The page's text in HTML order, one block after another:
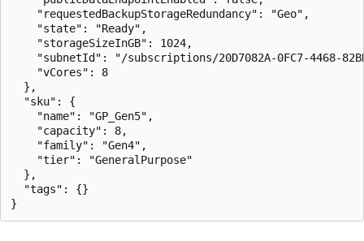
    "requestedBackupStorageRedundancy": "Geo",
    "state": "Ready",
    "storageSizeInGB": 1024,
"subnetId": "/subscriptions/20D7082A-0FC7-4468-
    "vCores": 8
  },
  "sku": {
    "name": "GP_Gen5",
    "capacity": 8,
    "family": "Gen4",
    "tier": "GeneralPurpose"
  },
  "tags": {}
}